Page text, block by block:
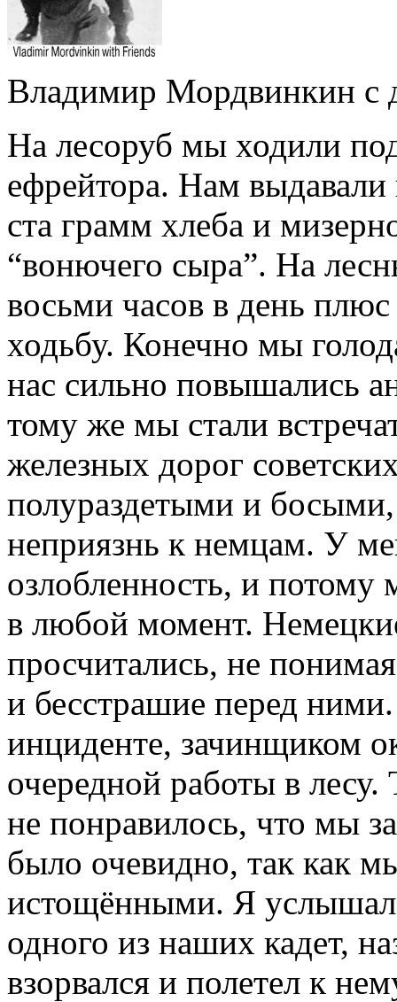
Владимир Мордвинкин с
На лесоруб мы ходили
ефрейтора. Нам
ста грамм хлеба и
“вонючего сыра”. На
восьми часов в день
ходьбу. Конечно мы
нас сильно повышались
тому же мы стали
железных дорог
полураздетыми и
неприязнь к немцам. У
озлобленность, и
в любой момент.
просчитались, не
и бесстрашие перед
инциденте, зачинщиком
очередной работы в
не понравилось, что мы
было очевидно, так как
истощёнными. Я
одного из наших кадет,
взорвался и полетел к